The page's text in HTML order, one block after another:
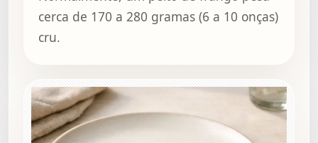
cerca de 170 a 280 gramas (6 a 10 onças)
cru.